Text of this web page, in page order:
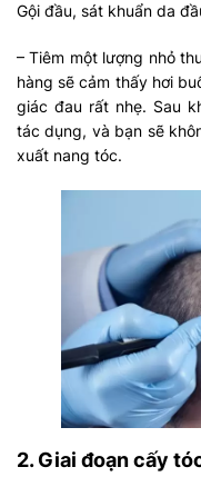
Gội đầu, sát khuẩn da
– Tiêm một lượng nhỏ
hàng sẽ cảm thấy hơi
giác đau rất nhẹ. Sau
tác dụng, và bạn sẽ
xuất nang tóc.
2. Giai đoạn cấy